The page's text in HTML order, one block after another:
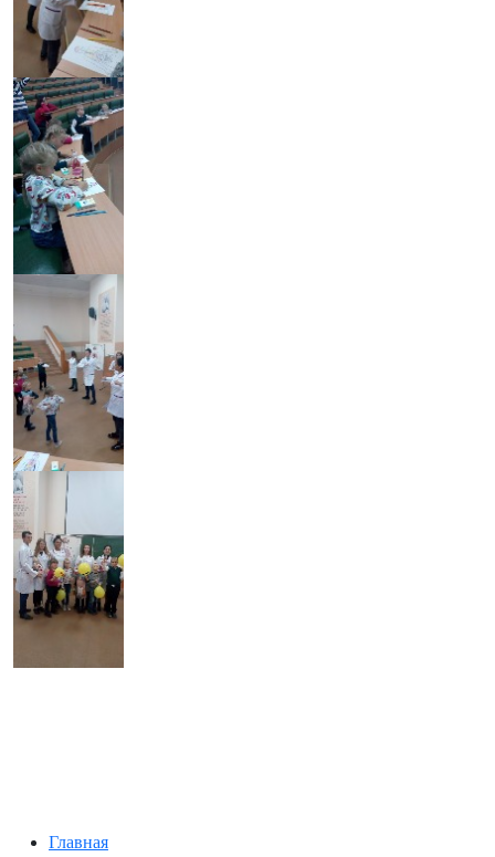
Главная